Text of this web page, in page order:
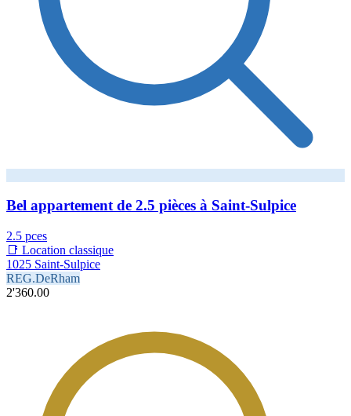
Bel appartement de 2.5 pièces à Saint-Sulpice
2.5 pces
📑 Location classique
1025 Saint-Sulpice
REG.DeRham
2'360.00